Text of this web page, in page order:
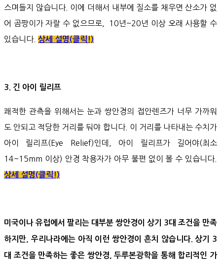
스며들지 않습니다. 이에 더해서 내부에 질소를 채우면 산소가 없
어 곰팡이가 자랄 수 없으므로, 10년~20년 이상 오래 사용할 수
있습니다. 상세 설명(클릭!)
3. 긴 아이 릴리프
쾌적한 관측을 위해서는 눈과 쌍안경의 접안렌즈가 너무 가까워
도 안되고 적당한 거리를 둬야 합니다. 이 거리를 나타내는 수치가
아이 릴리프(Eye Relief)인데, 아이 릴리프가 길어야(최소
14~15mm 이상) 안경 착용자가 아무 불편 없이 볼 수 있습니다.
상세 설명(클릭!)
미국이나 유럽에서 팔리는 대부분 쌍안경이 상기 3대 조건을 만족
하지만, 우리나라에는 아직 이런 쌍안경이 흔치 않습니다. 상기 3
대 조건을 만족하는 좋은 쌍안경, 두루본광학을 통해 합리적인 가